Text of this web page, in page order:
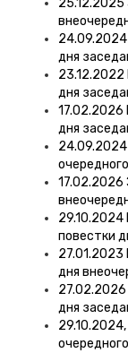
25.12.2025
дня
23.12.2022
дня
17.02.2026
дня
17.02.2026
29.10.2024
повестки
27.01.2023
дня
27.02.2026
дня